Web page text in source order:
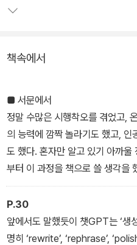
슨 일이 있었을까? 영어 작문서,
없는 인공지능시대 영어 작문의
책속에서
■ 서문에서
정말 수많은 시행착오를 겪었고,
의 능력에 깜짝 놀라기도 했고,
도 했다. 혼자만 알고 있기 아까
부터 이 과정을 책으로 쓸 생각을
인공지능 프로그램과 씨름하며
도 도움이 될 거라는 생각으로 슬
례 강연과 워크숍을 진행했다. 수
내용을 책으로 썼다.
P.30
앞에서도 말했듯이 챗GPT는 ‘생
명히 ‘rewrite’, ‘rephrase’,